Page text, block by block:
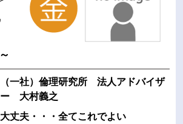
（一社）倫理研究所 法人アドバイザ
ー 大村義之
大丈夫・・・全てこれでよい